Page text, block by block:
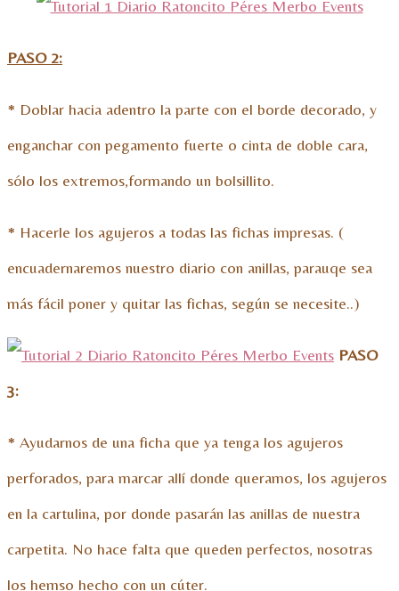
PASO 2:
* Doblar hacia adentro la parte con el borde decorado, y
enganchar con pegamento fuerte o cinta de doble cara,
sólo los extremos,formando un bolsillito.
* Hacerle los agujeros a todas las fichas impresas. (
encuadernaremos nuestro diario con anillas, parauqe sea
más fácil poner y quitar las fichas, según se necesite..)
PASO
3:
* Ayudarnos de una ficha que ya tenga los agujeros
perforados, para marcar allí donde queramos, los agujeros
en la cartulina, por donde pasarán las anillas de nuestra
carpetita. No hace falta que queden perfectos, nosotras
los hemso hecho con un cúter.